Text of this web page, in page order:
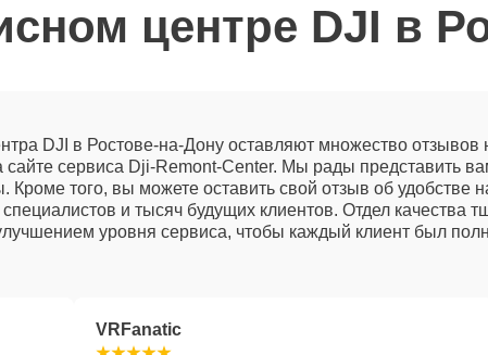
центре DJI в
DJI в Ростове-на-Дону оставляют множество
сайте сервиса Dji-Remont-Center. Мы рады
того, вы можете оставить свой отзыв об удобстве
и тысяч будущих клиентов. Отдел качества
уровня сервиса, чтобы каждый клиент был
VRFanatic